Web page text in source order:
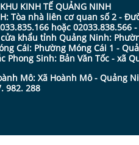
KINH TẾ QUẢNG NINH
Tòa nhà liên cơ quan số 2 -
hoặc 02033.838.566
khẩu tỉnh Quảng Ninh:
Cái: Phường Móng Cái 1 -
Phong Sinh: Bản Văn Tốc - xã
Mô: Xã Hoành Mô - Quảng
982. 288